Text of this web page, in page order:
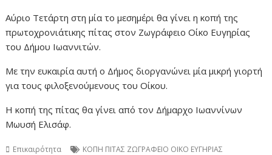
Αύριο Τετάρτη στη μία το μεσημέρι θα γίνει η κοπή της
πρωτοχρονιάτικης πίτας στον Ζωγράφειο Οίκο Ευγηρίας
του Δήμου Ιωαννιτών.
Με την ευκαιρία αυτή ο Δήμος διοργανώνει μία μικρή γιορτή
για τους φιλοξενούμενους του Οίκου.
Η κοπή της πίτας θα γίνει από τον Δήμαρχο Ιωαννίνων
Μωυσή Ελισάφ.
Επικαιρότητα ΚΟΠΗ ΠΙΤΑΣ ΖΩΓΡΑΦΕΙΟ ΟΙΚΟ ΕΥΓΗΡΙΑΣ